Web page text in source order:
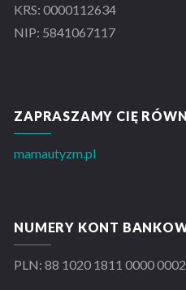
KRS: 0000112634
NIP: 5841067117
ZAPRASZAMY CIĘ
mamautyzm.pl
NUMERY KONT
PLN: 88 1020 1811 0000